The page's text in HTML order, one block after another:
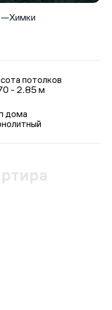
—Химки
потолков
- 2.85 м
дома